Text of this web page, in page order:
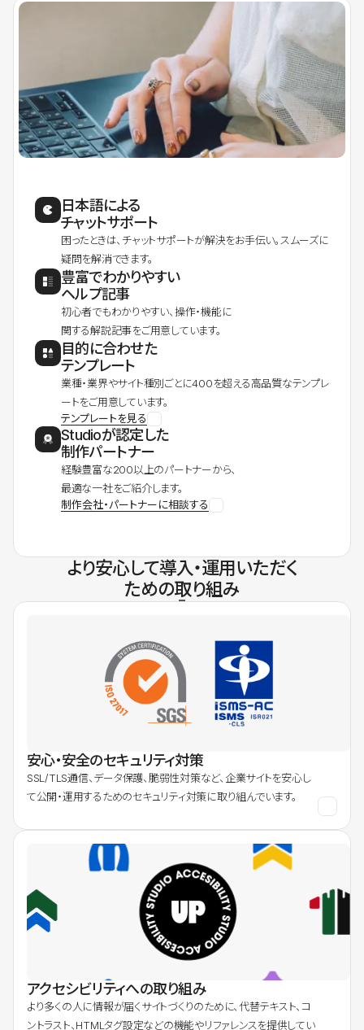
日本語による
チャットサポート
困ったときは、チャットサポートが解決をお手伝い。スムーズに
疑問を解消できます。
豊富でわかりやすい
ヘルプ記事
初心者でもわかりやすい、操作・機能に
関する解説記事をご用意しています。
目的に合わせた
テンプレート
業種・業界やサイト種別ごとに400を超える高品質なテンプレ
ートをご用意しています。
テンプレートを見る
Studioが認定した
制作パートナー
経験豊富な200以上のパートナーから、
最適な一社をご紹介します。
制作会社・パートナーに相談する
より安心して導入・運用いただく
ための取り組み
安心・安全のセキュリティ対策
SSL/TLS通信、データ保護、脆弱性対策など、企業サイトを安心し
て公開・運用するためのセキュリティ対策に取り組んでいます。
アクセシビリティへの取り組み
より多くの人に情報が届くサイトづくりのために、代替テキスト、コ
ントラスト、HTMLタグ設定などの機能やリファレンスを提供してい